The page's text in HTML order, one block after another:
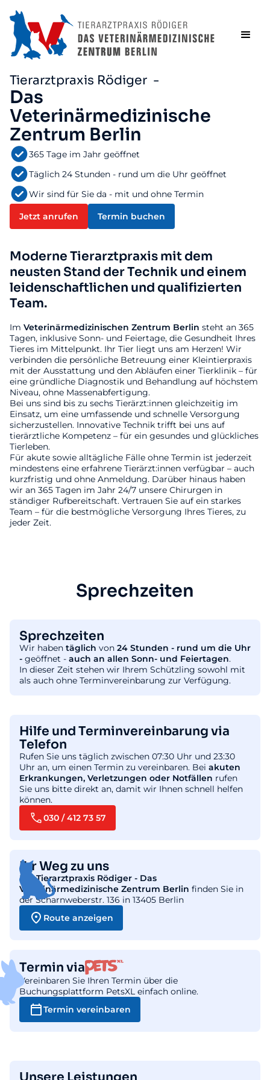
Tierarztpraxis Rödiger -
Das
Veterinärmedizinische
Zentrum Berlin
365 Tage im Jahr geöffnet
Täglich 24 Stunden - rund um die Uhr geöffnet
Wir sind für Sie da - mit und ohne Termin
Jetzt anrufen Termin buchen
Moderne Tierarztpraxis mit dem
neusten Stand der Technik und einem
leidenschaftlichen und qualifizierten
Team.
Im Veterinärmedizinischen Zentrum Berlin steht an 365
Tagen, inklusive Sonn- und Feiertage, die Gesundheit Ihres
Tieres im Mittelpunkt. Ihr Tier liegt uns am Herzen! Wir
verbinden die persönliche Betreuung einer Kleintierpraxis
mit der Ausstattung und den Abläufen einer Tierklinik – für
eine gründliche Diagnostik und Behandlung auf höchstem
Niveau, ohne Massenabfertigung.
Bei uns sind bis zu sechs Tierärzt:innen gleichzeitig im
Einsatz, um eine umfassende und schnelle Versorgung
sicherzustellen. Innovative Technik trifft bei uns auf
tierärztliche Kompetenz – für ein gesundes und glückliches
Tierleben.
Für akute sowie alltägliche Fälle ohne Termin ist jederzeit
mindestens eine erfahrene Tierärzt:innen verfügbar – auch
kurzfristig und ohne Anmeldung. Darüber hinaus haben
wir an 365 Tagen im Jahr 24/7 unsere Chirurgen in
ständiger Rufbereitschaft. Vertrauen Sie auf ein starkes
Team – für die bestmögliche Versorgung Ihres Tieres, zu
jeder Zeit.
Sprechzeiten
Sprechzeiten
Wir haben täglich von 24 Stunden - rund um die Uhr
- geöffnet - auch an allen Sonn- und Feiertagen.
In dieser Zeit stehen wir Ihrem Schützling sowohl mit
als auch ohne Terminvereinbarung zur Verfügung.
Hilfe und Terminvereinbarung via
Telefon
Rufen Sie uns täglich zwischen 07:30 Uhr und 23:30
Uhr an, um einen Termin zu vereinbaren. Bei akuten
Erkrankungen, Verletzungen oder Notfällen rufen
Sie uns bitte direkt an, damit wir Ihnen schnell helfen
können.
030 / 412 73 57
Ihr Weg zu uns
DieTierarztpraxis Rödiger - Das
Veterinärmedizinische Zentrum Berlin finden Sie in
der Scharnweberstr. 136 in 13405 Berlin
Route anzeigen
Termin via
Vereinbaren Sie Ihren Termin über die
Buchungsplattform PetsXL einfach online.
Termin vereinbaren